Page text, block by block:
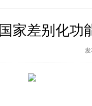
国家差别化功